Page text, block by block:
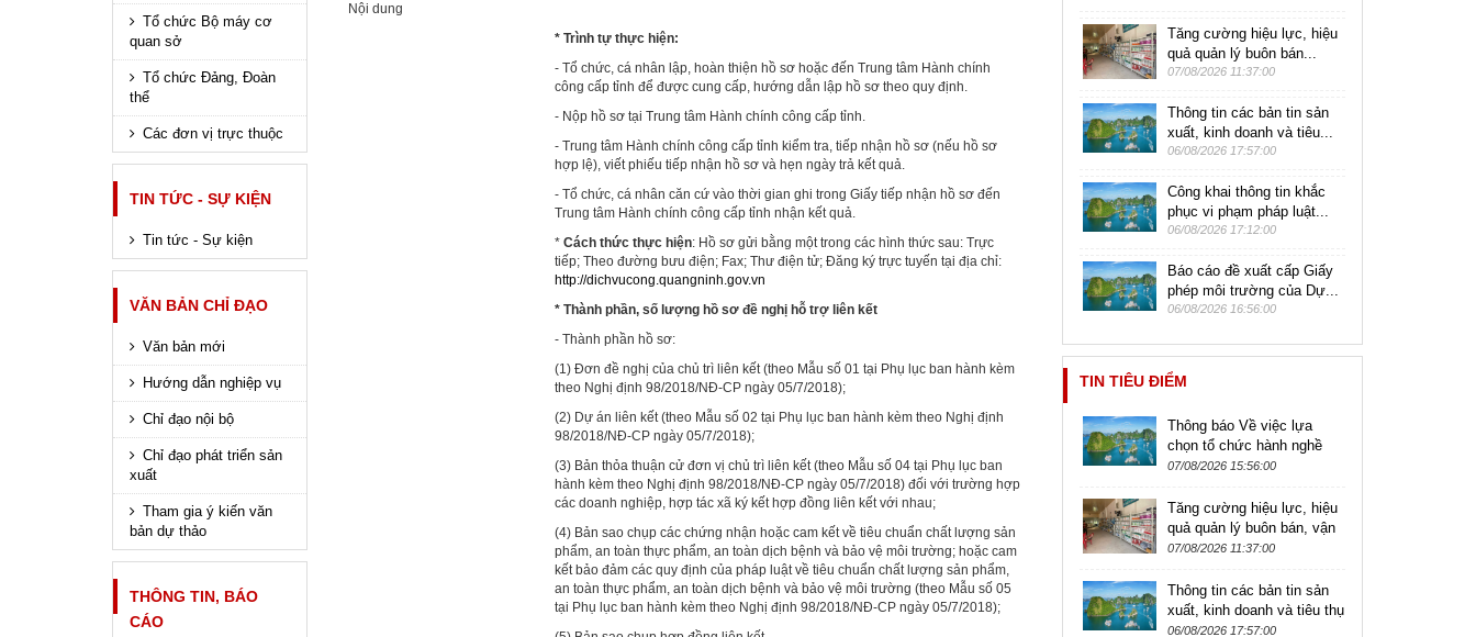
Tổ chức Bộ máy cơ
quan sở
Tổ chức Đảng, Đoàn
thể
Các đơn vị trực thuộc
TIN TỨC - SỰ KIỆN
Tin tức - Sự kiện
VĂN BẢN CHỈ ĐẠO
Văn bản mới
Hướng dẫn nghiệp vụ
Chỉ đạo nội bộ
Chỉ đạo phát triển sản
xuất
Tham gia ý kiến văn
bản dự thảo
THÔNG TIN, BÁO
CÁO
Nội dung
* Trình tự thực hiện:
- Tổ chức, cá nhân lập, hoàn thiện hồ sơ hoặc đến Trung tâm Hành chính
công cấp tỉnh để được cung cấp, hướng dẫn lập hồ sơ theo quy định.
- Nộp hồ sơ tại Trung tâm Hành chính công cấp tỉnh.
- Trung tâm Hành chính công cấp tỉnh kiểm tra, tiếp nhận hồ sơ (nếu hồ sơ
hợp lệ), viết phiếu tiếp nhận hồ sơ và hẹn ngày trả kết quả.
- Tổ chức, cá nhân căn cứ vào thời gian ghi trong Giấy tiếp nhận hồ sơ đến
Trung tâm Hành chính công cấp tỉnh nhận kết quả.
*Cách thức thực hiện: Hồ sơ gửi bằng một trong các hình thức sau: Trực
tiếp; Theo đường bưu điện; Fax; Thư điện tử; Đăng ký trực tuyến tại địa chỉ:
http://dichvucong.quangninh.gov.vn
* Thành phần, số lượng hồ sơ đề nghị hỗ trợ liên kết
- Thành phần hồ sơ:
(1) Đơn đề nghị của chủ trì liên kết (theo Mẫu số 01 tại Phụ lục ban hành kèm
theo Nghị định 98/2018/NĐ-CP ngày 05/7/2018);
(2) Dự án liên kết (theo Mẫu số 02 tại Phụ lục ban hành kèm theo Nghị định
98/2018/NĐ-CP ngày 05/7/2018);
(3) Bản thỏa thuận cử đơn vị chủ trì liên kết (theo Mẫu số 04 tại Phụ lục ban
hành kèm theo Nghị định 98/2018/NĐ-CP ngày 05/7/2018) đối với trường hợp
các doanh nghiệp, hợp tác xã ký kết hợp đồng liên kết với nhau;
(4) Bản sao chụp các chứng nhận hoặc cam kết về tiêu chuẩn chất lượng sản
phẩm, an toàn thực phẩm, an toàn dịch bệnh và bảo vệ môi trường; hoặc cam
kết bảo đảm các quy định của pháp luật về tiêu chuẩn chất lượng sản phẩm,
an toàn thực phẩm, an toàn dịch bệnh và bảo vệ môi trường (theo Mẫu số 05
tại Phụ lục ban hành kèm theo Nghị định 98/2018/NĐ-CP ngày 05/7/2018);
Tăng cường hiệu lực, hiệu
quả quản lý buôn bán...
07/08/2026 11:37:00
Thông tin các bản tin sản
xuất, kinh doanh và tiêu...
06/08/2026 17:57:00
Công khai thông tin khắc
phục vi phạm pháp luật...
06/08/2026 17:12:00
Báo cáo đề xuất cấp Giấy
phép môi trường của Dự...
06/08/2026 16:56:00
TIN TIÊU ĐIỂM
Thông báo Về việc lựa
chọn tổ chức hành nghề
đấu giá tài sản để thực hiện
khoáng...
07/08/2026 15:56:00
Tăng cường hiệu lực, hiệu
quả quản lý buôn bán, vận
chuyển và sử dụng thuốc
sản...
07/08/2026 11:37:00
Thông tin các bản tin sản
xuất, kinh doanh và tiêu thụ
sản phẩm nông lâm thủy
06/08/2026 17:57:00